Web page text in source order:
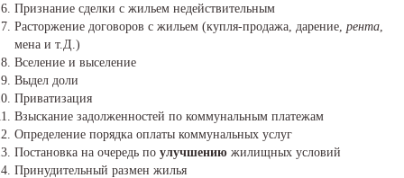
Признание сделки с жильем недействительным
Расторжение договоров с жильем (купля-продажа, дарение, рента
мена и т.Д.)
Вселение и выселение
Выдел доли
Приватизация
Взыскание задолженностей по коммунальным платежам
Определение порядка оплаты коммунальных услуг
Постановка на очередь по улучшению жилищных условий
Принудительный размен жилья